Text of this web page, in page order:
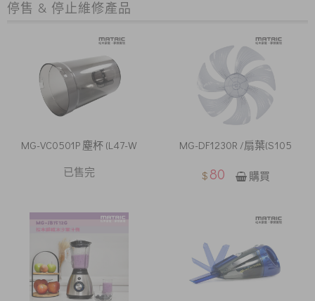
停售 & 停止維修產品
MG-VC0501P 塵杯 (L47-W
已售完
MG-DF1230R /扇葉(S105
$ 80 購買